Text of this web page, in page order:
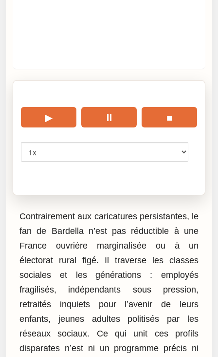
▶ ⏸ ■
Contrairement aux caricatures persistantes, le
fan de Bardella n’est pas réductible à une
France ouvrière marginalisée ou à un
électorat rural figé. Il traverse les classes
sociales et les générations : employés
fragilisés, indépendants sous pression,
retraités inquiets pour l’avenir de leurs
enfants, jeunes adultes politisés par les
réseaux sociaux. Ce qui unit ces profils
disparates n’est ni un programme précis ni